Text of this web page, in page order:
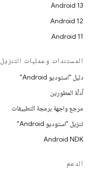
Android 13
Android 12
Android 11
المستندات وعمليات التنزيل
دليل "استوديو Android"
أدلّة المطورين
مرجع واجهة برمجة التطبيقات
تنزيل "استوديو Android"
Android NDK
الدعم